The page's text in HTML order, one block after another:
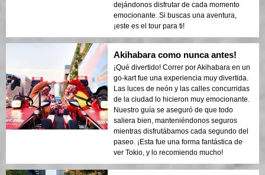
dejándonos disfrutar de cada momento
emocionante. Si buscas una aventura,
¡este es el tour para ti!
Akihabara como nunca antes!
¡Qué divertido! Correr por Akihabara en un
go-kart fue una experiencia muy divertida.
Las luces de neón y las calles concurridas
de la ciudad lo hicieron muy emocionante.
Nuestro guía se aseguró de que todo
saliera bien, manteniéndonos seguros
mientras disfrutábamos cada segundo del
paseo. ¡Esta fue una forma fantástica de
ver Tokio, y lo recomiendo mucho!